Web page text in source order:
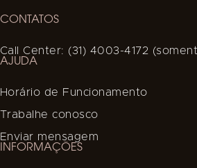
CONTATOS
Call Center: (31) 4003-4172
AJUDA
Horário de Funcionamento
Trabalhe conosco
Enviar mensagem
INFORMAÇÕES